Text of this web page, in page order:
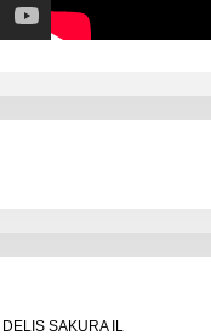
DELIS SAKURA IL